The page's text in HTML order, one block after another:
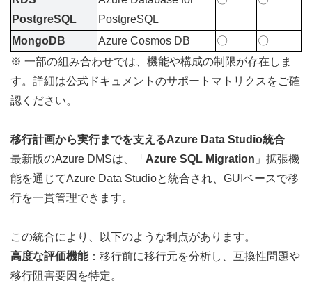
PostgreSQL
PostgreSQL
MongoDB Azure Cosmos DB 〇
〇
※ 一部の組み合わせでは、機能や構成の制限が存在しま
す。詳細は公式ドキュメントのサポートマトリクス をご確
認ください。
移行計画から実行までを支えるAzure Data Studio統合
最新版のAzure DMSは、「 Azure SQL Migration 」拡張機
能を通じてAzure Data Studioと統合され、GUIベースで移
行を一貫管理できます。
この統合により、以下のような利点があります。
高度な評価機能：移行前に移行元を分析し、互換性問題や
移行阻害要因を特定。